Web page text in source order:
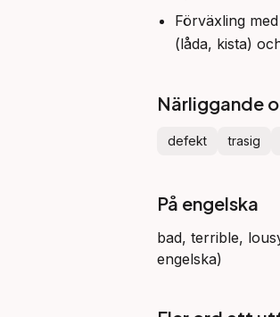
Förväxling
(låda, kista)
Närliggande
defekt trasig
På engelska
bad, terrible,
engelska)